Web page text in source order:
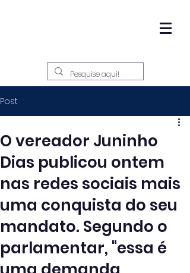
Post
O vereador Juninho
Dias publicou ontem
nas redes sociais mais
uma conquista do seu
mandato. Segundo o
parlamentar, "essa é